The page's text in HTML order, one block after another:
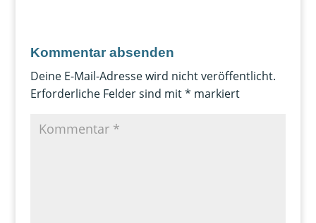
Kommentar absenden
Deine E-Mail-Adresse wird nicht veröffentlicht.
Erforderliche Felder sind mit* markiert